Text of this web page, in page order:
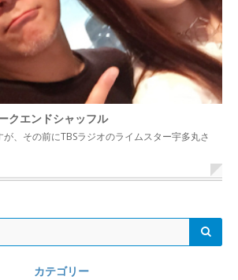
クエンドシャッフル
、その前にTBSラジオのライムスター宇多丸さ
カテゴリー